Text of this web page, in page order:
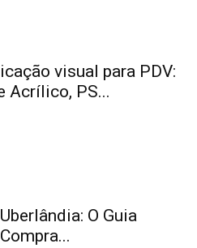
visual para PDV:
Acrílico, PS...
O Guia